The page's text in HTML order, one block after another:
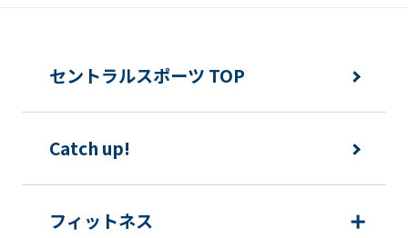
the
original
セントラルスポーツ TOP
Catch up!
フィットネス